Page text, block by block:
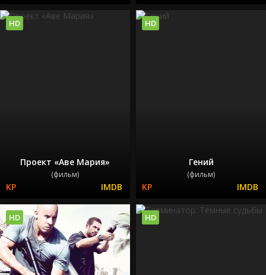
Проект «Аве Мария»
(фильм)
HD
Гений
(фильм)
HD
HD HD